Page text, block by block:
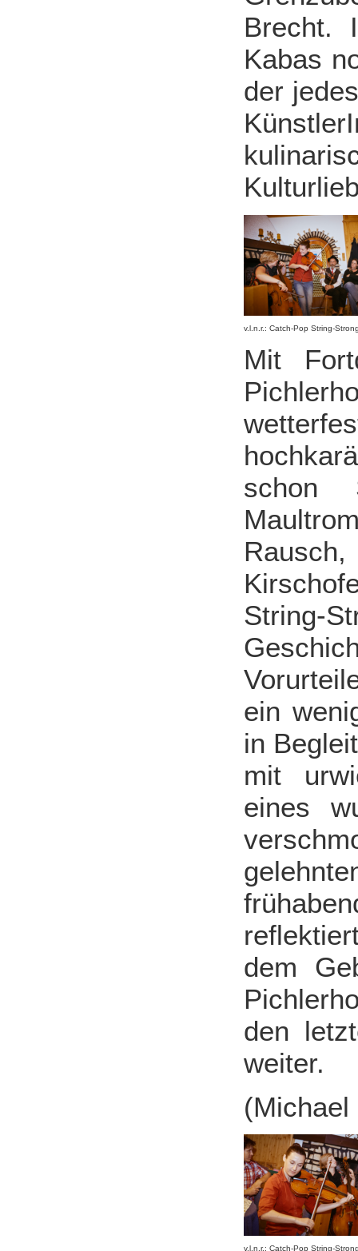
Brecht.
Kabas
der
v.l.n.r.: Catch-Pop String-
Mit
schon
String-
ein
in
mit
eines
dem
den
weiter.
v.l.n.r.: Catch-Pop String-